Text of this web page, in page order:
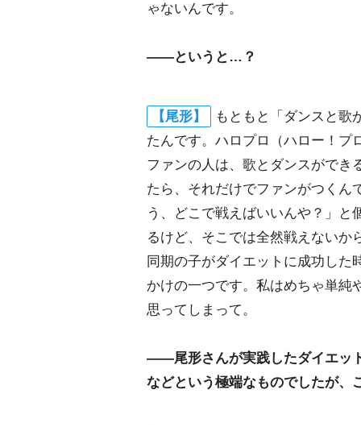
ゃないんです。
――というと…？
【尾形】
もともと「ダンスと歌
たんです。ハロプロ（ハロー！プ
ファンの人は、歌とダンスができ
たら、それだけでファンがつくん
う、どこで戦えばいいんや？」と
るけど、そこでは全然戦えないか
同期の子がダイエットに成功した
かけの一つです。私はめちゃ単純
思ってしまって。
――尾形さんが実践したダイエッ
などという極端なものでしたが、